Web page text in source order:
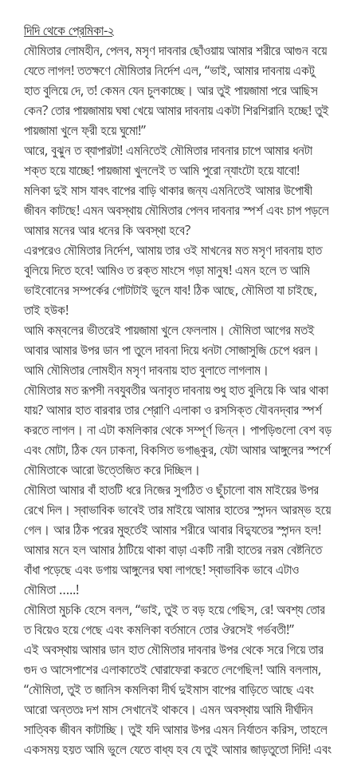
দিদি থেকে প্রেমিকা-২
মৌমিতার লোমহীন, পেলব, মসৃণ দাবনার ছোঁওয়ায় আমার শরীরে আগুন বয়ে
যেতে লাগল! ততক্ষণে মৌমিতার নির্দেশ এল, “ভাই, আমার দাবনায় একটু
হাত বুলিয়ে দে, ত! কেমন যেন চুলকাচ্ছে। আর তুই পায়জামা পরে আছিস
কেন? তোর পায়জামায় ঘষা খেয়ে আমার দাবনায় একটা শিরশিরানি হচ্ছে! তুই
পায়জামা খুলে ফ্রী হয়ে ঘুমো!”
আরে, বুঝুন ত ব্যাপারটা! এমনিতেই মৌমিতার দাবনার চাপে আমার ধনটা
শক্ত হয়ে যাচ্ছে! পায়জামা খুললেই ত আমি পুরো ন্যাংটো হয়ে যাবো!
মলিকা দুই মাস যাবৎ বাপের বাড়ি থাকার জন্য এমনিতেই আমার উপোষী
জীবন কাটছে! এমন অবস্থায় মৌমিতার পেলব দাবনার স্পর্শ এবং চাপ পড়লে
আমার মনের আর ধনের কি অবস্থা হবে?
এরপরেও মৌমিতার নির্দেশ, আমায় তার ওই মাখনের মত মসৃণ দাবনায় হাত
বুলিয়ে দিতে হবে! আমিও ত রক্ত মাংসে গড়া মানুষ! এমন হলে ত আমি
ভাইবোনের সম্পর্কের গোটাটাই ভুলে যাব! ঠিক আছে, মৌমিতা যা চাইছে,
তাই হউক!
আমি কম্বলের ভীতরেই পায়জামা খুলে ফেললাম। মৌমিতা আগের মতই
আবার আমার উপর ডান পা তুলে দাবনা দিয়ে ধনটা সোজাসুজি চেপে ধরল।
আমি মৌমিতার লোমহীন মসৃণ দাবনায় হাত বুলাতে লাগলাম।
মৌমিতার মত রূপসী নবযুবতীর অনাবৃত দাবনায় শুধু হাত বুলিয়ে কি আর থাকা
যায়? আমার হাত বারবার তার শ্রোণি এলাকা ও রসসিক্ত যৌবনদ্বার স্পর্শ
করতে লাগল। না এটা কমলিকার থেকে সম্পূর্ণ ভিন্ন। পাপড়িগুলো বেশ বড়
এবং মোটা, ঠিক যেন ঢাকনা, বিকসিত ভগাঙ্কুর, যেটা আমার আঙ্গুলের স্পর্শে
মৌমিতাকে আরো উত্তেজিত করে দিচ্ছিল।
মৌমিতা আমার বাঁ হাতটি ধরে নিজের সুগঠিত ও ছুঁচালো বাম মাইয়ের উপর
রেখে দিল। স্বাভাবিক ভাবেই তার মাইয়ে আমার হাতের স্পন্দন আরম্ভ হয়ে
গেল। আর ঠিক পরের মুহুর্তেই আমার শরীরে আবার বিদ্যুতের স্পন্দন হল!
আমার মনে হল আমার ঠাটিয়ে থাকা বাড়া একটি নারী হাতের নরম বেষ্টনিতে
বাঁধা পড়েছে এবং ডগায় আঙ্গুলের ঘষা লাগছে! স্বাভাবিক ভাবে এটাও
মৌমিতা …..!
মৌমিতা মুচকি হেসে বলল, “ভাই, তুই ত বড় হয়ে গেছিস, রে! অবশ্য তোর
ত বিয়েও হয়ে গেছে এবং কমলিকা বর্তমানে তোর ঔরসেই গর্ভবতী!”
এই অবস্থায় আমার ডান হাত মৌমিতার দাবনার উপর থেকে সরে গিয়ে তার
গুদ ও আসেপাশের এলাকাতেই ঘোরাফেরা করতে লেগেছিল! আমি বললাম,
“মৌমিতা, তুই ত জানিস কমলিকা দীর্ঘ দুইমাস বাপের বাড়িতে আছে এবং
আরো অন্ততঃ দশ মাস সেখানেই থাকবে। এমন অবস্থায় আমি দীর্ঘদিন
সাত্বিক জীবন কাটাচ্ছি। তুই যদি আমার উপর এমন নির্যাতন করিস, তাহলে
একসময় হয়ত আমি ভুলে যেতে বাধ্য হব যে তুই আমার জাড়তুতো দিদি! এবং